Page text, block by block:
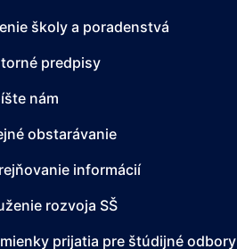
školy a poradenstvá
predpisy
nám
obstarávanie
informácií
rozvoja SŠ
prijatia pre štúdijné odbory